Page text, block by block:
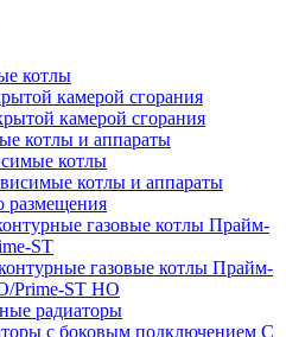
котлы
камерой сгорания
камерой сгорания
котлы и аппараты
котлы
котлы и аппараты
размещения
газовые котлы Прайм-
ST
газовые котлы Прайм-
Prime-ST HO
радиаторы
c боковым подключением C